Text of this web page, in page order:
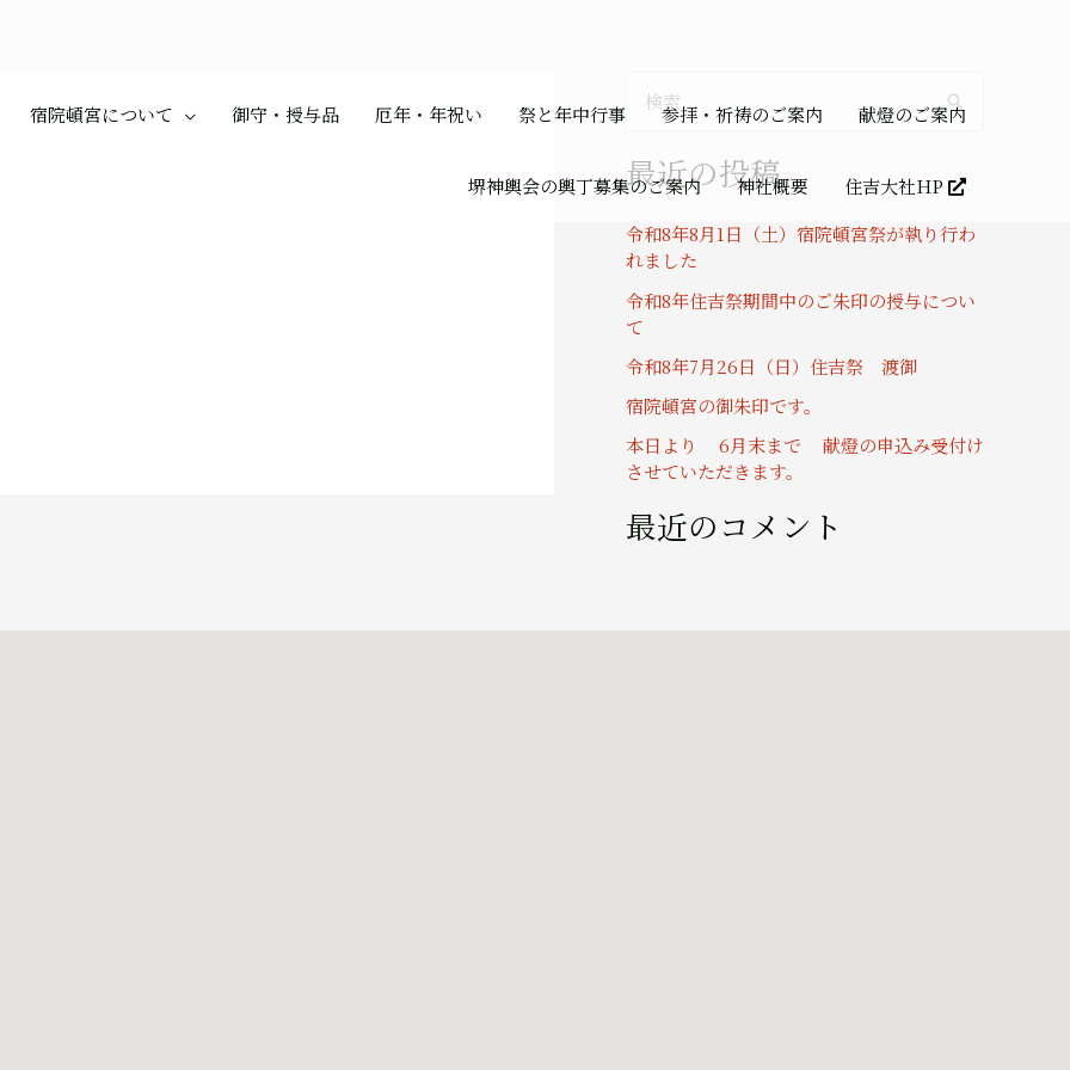
宿院頓宮について 御守・授与品 厄年・年祝い 祭と年中行事 参拝・祈祷のご案内 献燈のご案内
堺神輿会の輿丁募集のご案内 神社概要 住吉大社HP
検
対
:
最近の投稿
令和8年8月1日（土）宿院頓宮祭が執り行わ
れました
令和8年住吉祭期間中のご朱印の授与につい
て
令和8年7月26日（日）住吉祭 渡御
宿院頓宮の御朱印です。
本日より 6月末まで 献燈の申込み受付け
させていただきます。
最近のコメント